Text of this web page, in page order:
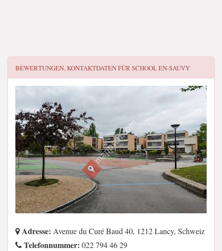
BEWERTUNGEN, KONTAKTDATEN FÜRSCHOOL EN-SAUVY
Adresse: Avenue du Curé Baud 40, 1212 Lancy, Schweiz
Telefonnummer: 022 794 46 29